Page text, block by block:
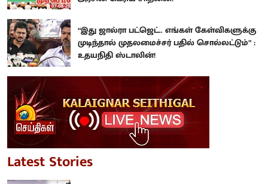
“இது ஜால்ரா பட்ஜெட்.. எங்கள் கேள்விகளுக்கு
முடிந்தால் முதலமைச்சர் பதில் சொல்லட்டும்” :
உதயநிதி ஸ்டாலின்!
Latest Stories